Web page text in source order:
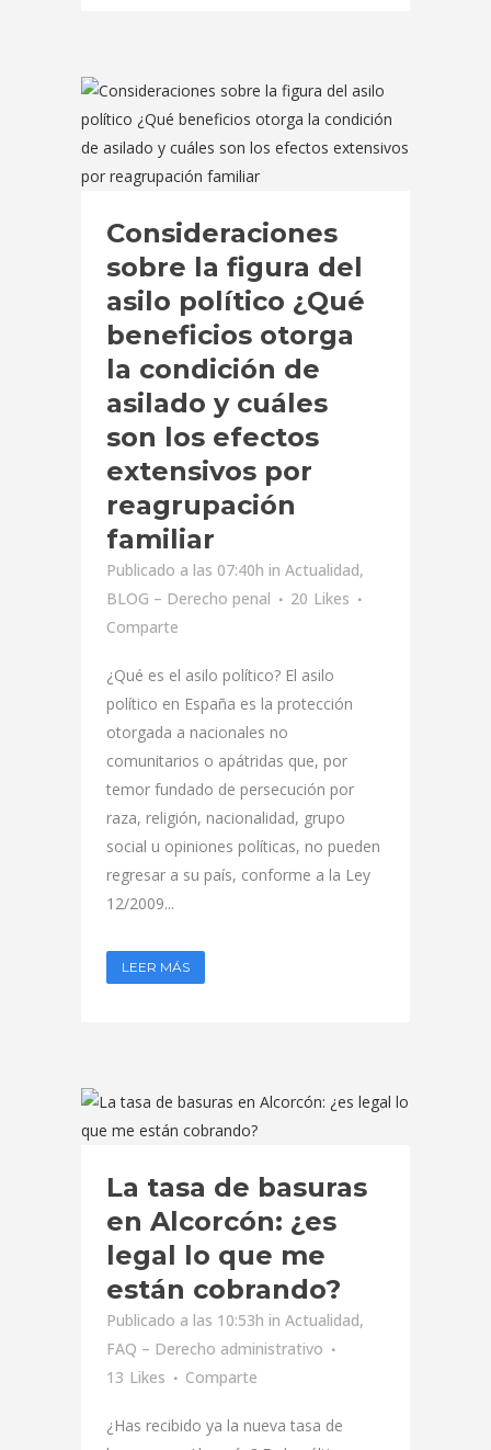
Consideraciones
sobre la figura del
asilo político ¿Qué
beneficios otorga
la condición de
asilado y cuáles
son los efectos
extensivos por
reagrupación
familiar
Publicado a las 07:40h in Actualidad,
BLOG – Derecho penal
20 Likes
Comparte
¿Qué es el asilo político? El asilo
político en España es la protección
otorgada a nacionales no
comunitarios o apátridas que, por
temor fundado de persecución por
raza, religión, nacionalidad, grupo
social u opiniones políticas, no pueden
regresar a su país, conforme a la Ley
12/2009...
LEER MÁS
La tasa de basuras
en Alcorcón: ¿es
legal lo que me
están cobrando?
Publicado a las 10:53h in Actualidad,
FAQ – Derecho administrativo
13 Likes Comparte
¿Has recibido ya la nueva tasa de